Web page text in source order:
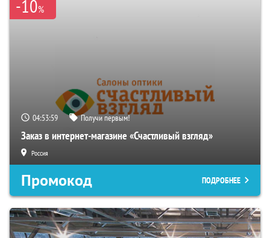
-10%
04:53:58 Получи первым!
Заказ в интернет-магазине «Счастливый взгляд»
Россия
Промокод ПОДРОБНЕЕ